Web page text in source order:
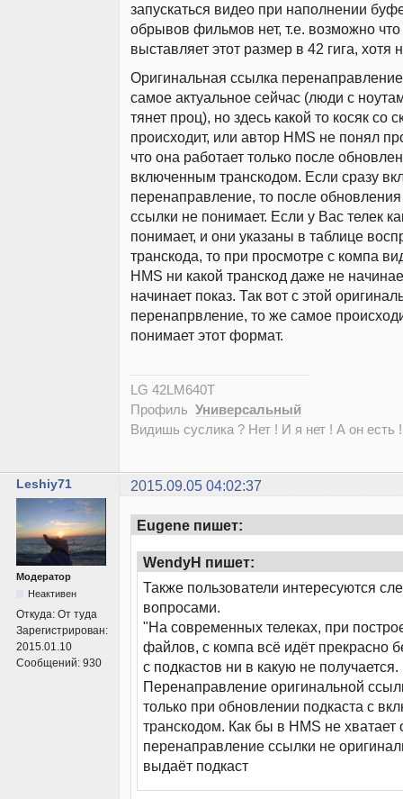
запускаться видео при наполнении
обрывов фильмов нет, т.е. возможно что
выставляет этот размер в 42 гига, хотя
Оригинальная ссылка перенаправление
самое актуальное сейчас (люди с
тянет проц), но здесь какой то косяк со
происходит, или автор HMS не понял
что она работает только после
включенным транскодом. Если сразу
перенаправление, то после обновления
ссылки не понимает. Если у Вас телек
понимает, и они указаны в таблице
транскода, то при просмотре с компа
HMS ни какой транскод даже не
начинает показ. Так вот с этой
перенапрвление, то же самое
понимает этот формат.
LG 42LM640T
Профиль Универсальный
Видишь суслика ? Нет ! И я нет ! А он есть
Leshiy71 2015.09.05 04:02:37
Модератор
Неактивен
Откуда: От туда
Зарегистрирован:
2015.01.10
Сообщений: 930
Eugene пишет:
WendyH пишет:
Также пользователи интересуются
вопросами.
"На современных телеках, при
файлов, с компа всё идёт прекрасно
с подкастов ни в какую не получается.
Перенаправление оригинальной
только при обновлении подкаста с
транскодом. Как бы в HMS не хватает
перенаправление ссылки не
выдаёт подкаст